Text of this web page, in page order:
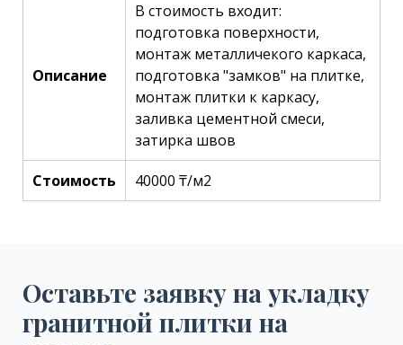
Описание
В стоимость входит:
подготовка поверхности,
монтаж металличекого каркаса,
подготовка "замков" на плитке,
монтаж плитки к каркасу,
заливка цементной смеси,
затирка швов
Стоимость 40000 ₸/м2
Оставьте заявку на укладку
гранитной плитки на